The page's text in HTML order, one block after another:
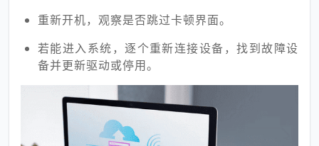
重新开机，观察是否跳过卡顿界面。
若能进入系统，逐个重新连接设备，找到故障设
备并更新驱动或停用。